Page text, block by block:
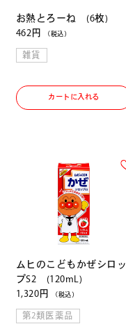
お熱とろーね (6枚)
462円
（税込）
雑貨
カートに入れる
ムヒのこどもかぜシロッ
プS2 (120mL)
1,320円
（税込）
第2類医薬品